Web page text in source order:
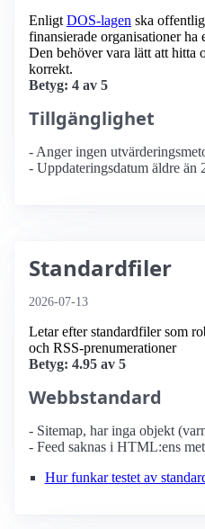
Enligt DOS-lagen ska
finansierade organisationer ha
Den behöver vara lätt att hitta
korrekt.
Betyg: 4 av 5
Tillgänglighet
- Anger ingen
- Uppdateringsdatum äldre än
Standardfiler
2026-07-13
Letar efter standardfiler som
och RSS-prenumerationer
Betyg: 4.95 av 5
Webbstandard
- Sitemap, har inga objekt
- Feed saknas i HTML:ens
Hur funkar testet av